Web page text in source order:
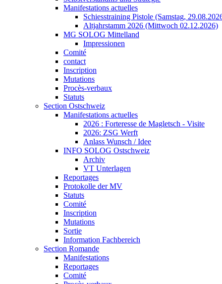
Manifestations actuelles
Schiesstraining Pistole (Samstag,
Altjahrstamm 2026 (Mittwoch 02.12.2026)
MG SOLOG Mittelland
Impressionen
Comité
contact
Inscription
Mutations
Procès-verbaux
Statuts
Section Ostschweiz
Manifestations actuelles
2026 : Forteresse de Magletsch - Visite
2026: ZSG Werft
Anlass Wunsch / Idee
INFO SOLOG Ostschweiz
Archiv
VT Unterlagen
Reportages
Protokolle der MV
Statuts
Comité
Inscription
Mutations
Sortie
Information Fachbereich
Section Romande
Manifestations
Reportages
Comité